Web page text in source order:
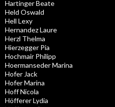
Hartinger Beate
Held Oswald
Hell Lexy
Hernandez Laure
Herzl Thelma
Hierzegger Pia
Hochmair Philipp
Hoermanseder Marina
Hofer Jack
Hofer Marina
Hoff Nicola
Höfferer Lydia